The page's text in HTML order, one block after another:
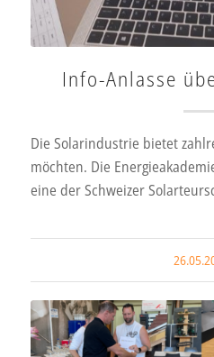
Info-Anlasse
Die Solarindustrie bietet
möchten. Die
eine der Schweizer